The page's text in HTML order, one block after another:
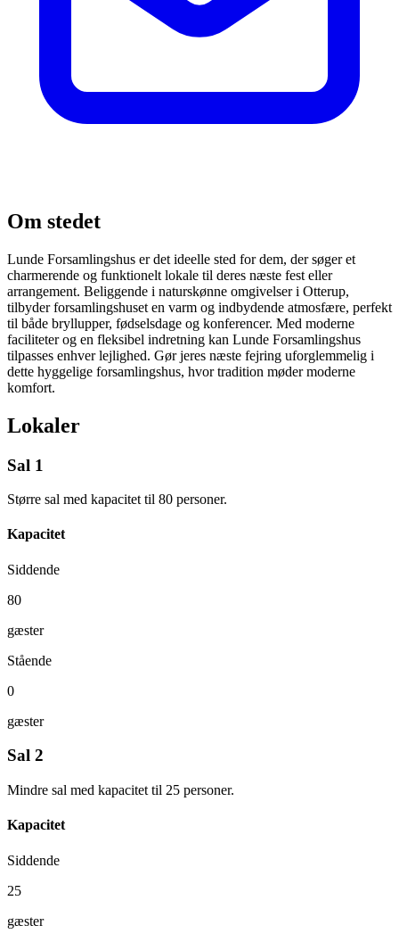
Om stedet
Lunde Forsamlingshus er det ideelle sted for dem, der søger et
charmerende og funktionelt lokale til deres næste fest eller
arrangement. Beliggende i naturskønne omgivelser i Otterup,
tilbyder forsamlingshuset en varm og indbydende atmosfære, perfekt
til både bryllupper, fødselsdage og konferencer. Med moderne
faciliteter og en fleksibel indretning kan Lunde Forsamlingshus
tilpasses enhver lejlighed. Gør jeres næste fejring uforglemmelig i
dette hyggelige forsamlingshus, hvor tradition møder moderne
komfort.
Lokaler
Sal 1
Større sal med kapacitet til 80 personer.
Kapacitet
Siddende
80
gæster
Stående
0
gæster
Sal 2
Mindre sal med kapacitet til 25 personer.
Kapacitet
Siddende
25
gæster